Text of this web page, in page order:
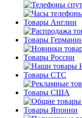
Товары Англии
Товары
Товары России
Товары СТС
Товары США
Товары Японии